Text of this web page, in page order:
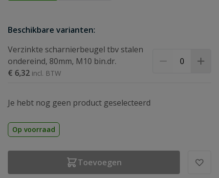
Beschikbare varianten:
Verzinkte scharnierbeugel tbv stalen
ondereind, 80mm, M10 bin.dr.
€ 6,32
Je hebt nog geen product geselecteerd
Op voorraad
Toevoegen